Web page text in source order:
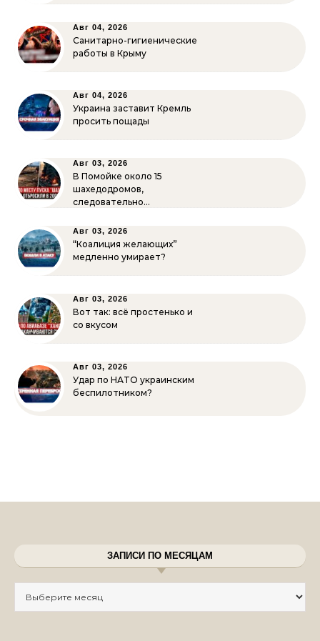
Авг 04, 2026
Санитарно-гигиенические
работы в Крыму
Авг 04, 2026
Украина заставит Кремль
просить пощады
Авг 03, 2026
В Помойке около 15
шахедодромов,
следовательно…
Авг 03, 2026
“Коалиция желающих”
медленно умирает?
Авг 03, 2026
Вот так: всё простенько и
со вкусом
Авг 03, 2026
Удар по НАТО украинским
беспилотником?
ЗАПИСИ ПО МЕСЯЦАМ